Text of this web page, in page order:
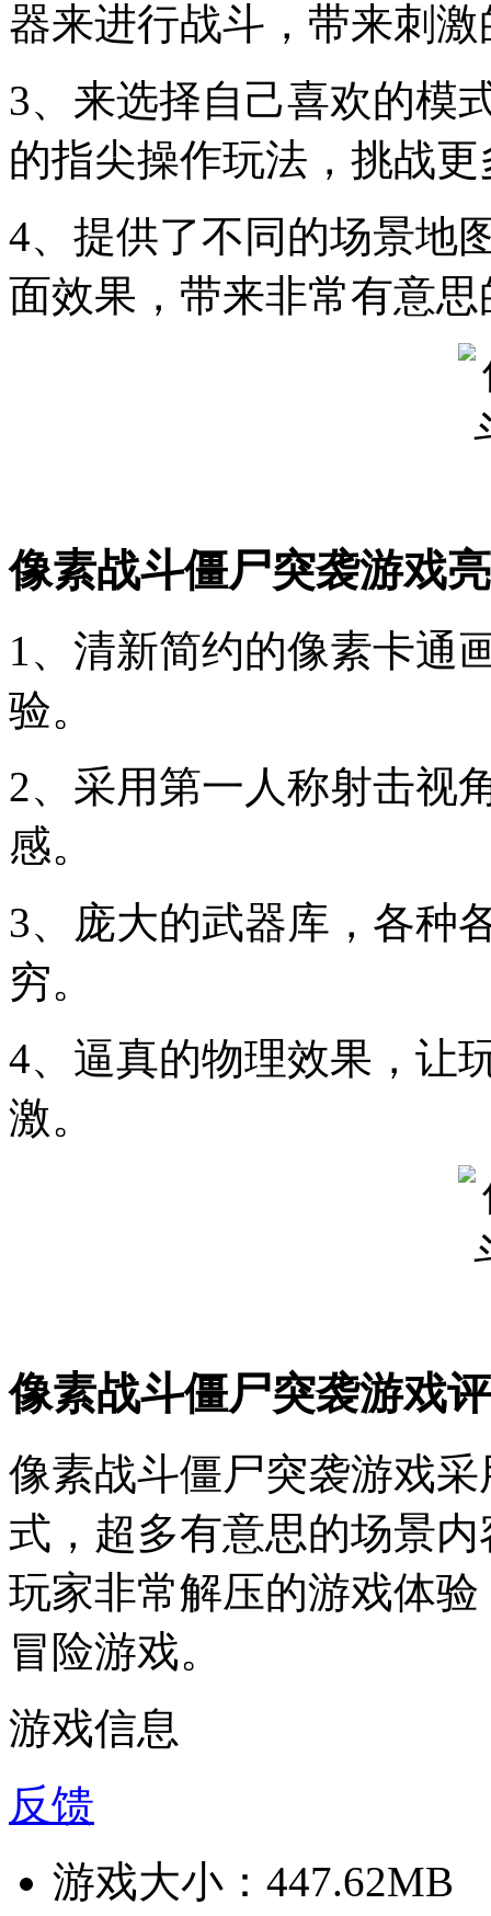
器来进行战斗，带来刺
3、来选择自己喜欢的模
的指尖操作玩法，挑战
4、提供了不同的场景地
面效果，带来非常有意
像素战斗僵尸突袭游戏
1、清新简约的像素卡通
验。
2、采用第一人称射击视
感。
3、庞大的武器库，各种
穷。
4、逼真的物理效果，让
激。
像素战斗僵尸突袭游戏
像素战斗僵尸突袭游戏
式，超多有意思的场景
玩家非常解压的游戏体
冒险游戏。
游戏信息
反馈
游戏大小： 447.62MB